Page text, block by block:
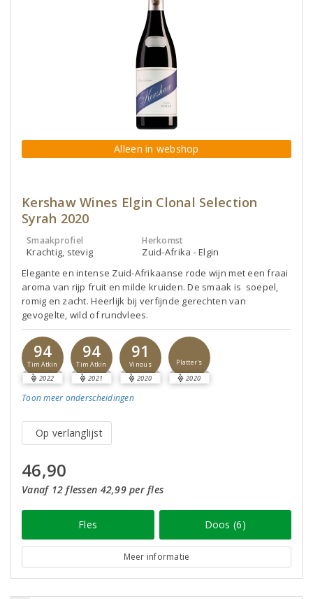
Alleen in webshop
Kershaw Wines Elgin Clonal Selection
Syrah 2020
Smaakprofiel
Krachtig, stevig
Herkomst
Zuid-Afrika - Elgin
Elegante en intense Zuid-Afrikaanse rode wijn met een fraai
aroma van rijp fruit en milde kruiden. De smaak is soepel,
romig en zacht. Heerlijk bij verfijnde gerechten van
gevogelte, wild of rundvlees.
94
Tim Atkin
2022
94
Tim Atkin
2021
91
Vinous
2020
Platter's
2020
Toon meer onderscheidingen
Op verlanglijst
46,90
Vanaf 12 flessen 42,99 per fles
Fles Doos (6)
Meer informatie